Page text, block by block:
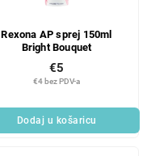
Rexona AP sprej 150ml
Bright Bouquet
€4 bez PDV-a
€5
Dodaj u košaricu